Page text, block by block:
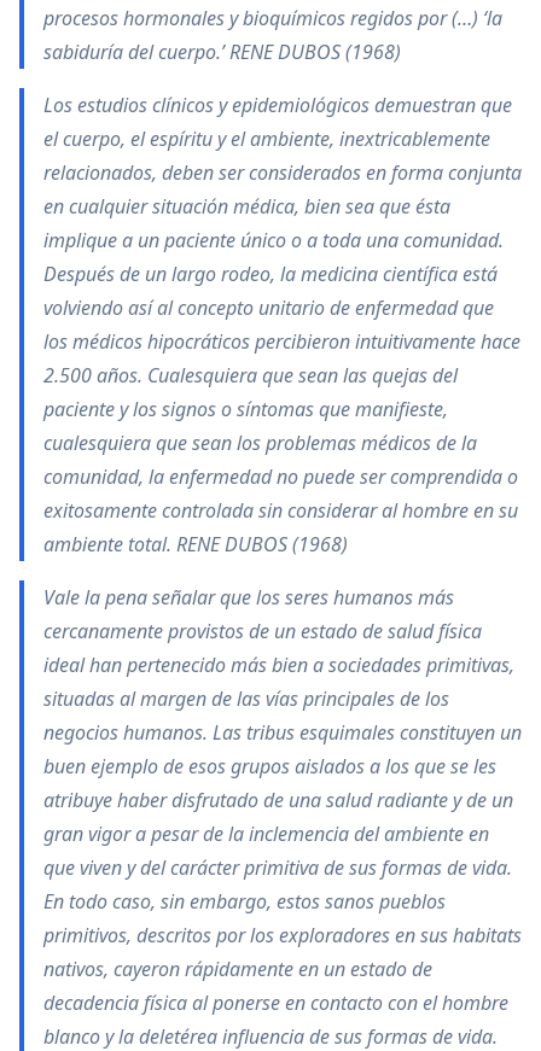
procesos hormonales y bioquímicos regidos por (…) ‘la
sabiduría del cuerpo.’ RENE DUBOS (1968)
Los estudios clínicos y epidemiológicos demuestran que
el cuerpo, el espíritu y el ambiente, inextricablemente
relacionados, deben ser considerados en forma conjunta
en cualquier situación médica, bien sea que ésta
implique a un paciente único o a toda una comunidad.
Después de un largo rodeo, la medicina científica está
volviendo así al concepto unitario de enfermedad que
los médicos hipocráticos percibieron intuitivamente hace
2.500 años. Cualesquiera que sean las quejas del
paciente y los signos o síntomas que manifieste,
cualesquiera que sean los problemas médicos de la
comunidad, la enfermedad no puede ser comprendida o
exitosamente controlada sin considerar al hombre en su
ambiente total. RENE DUBOS (1968)
Vale la pena señalar que los seres humanos más
cercanamente provistos de un estado de salud física
ideal han pertenecido más bien a sociedades primitivas,
situadas al margen de las vías principales de los
negocios humanos. Las tribus esquimales constituyen un
buen ejemplo de esos grupos aislados a los que se les
atribuye haber disfrutado de una salud radiante y de un
gran vigor a pesar de la inclemencia del ambiente en
que viven y del carácter primitiva de sus formas de vida.
En todo caso, sin embargo, estos sanos pueblos
primitivos, descritos por los exploradores en sus habitats
nativos, cayeron rápidamente en un estado de
decadencia física al ponerse en contacto con el hombre
blanco y la deletérea influencia de sus formas de vida.